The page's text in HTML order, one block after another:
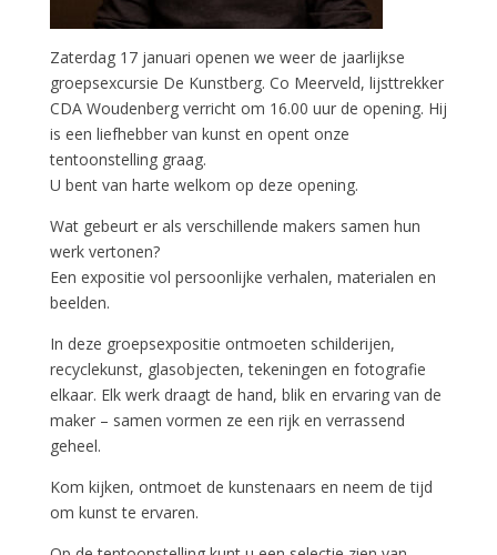
Zaterdag 17 januari openen we weer de jaarlijkse
groepsexcursie De Kunstberg. Co Meerveld, lijsttrekker
CDA Woudenberg verricht om 16.00 uur de opening. Hij
is een liefhebber van kunst en opent onze
tentoonstelling graag.
U bent van harte welkom op deze opening.
Wat gebeurt er als verschillende makers samen hun
werk vertonen?
Een expositie vol persoonlijke verhalen, materialen en
beelden.
In deze groepsexpositie ontmoeten schilderijen,
recyclekunst, glasobjecten, tekeningen en fotografie
elkaar. Elk werk draagt de hand, blik en ervaring van de
maker – samen vormen ze een rijk en verrassend
geheel.
Kom kijken, ontmoet de kunstenaars en neem de tijd
om kunst te ervaren.